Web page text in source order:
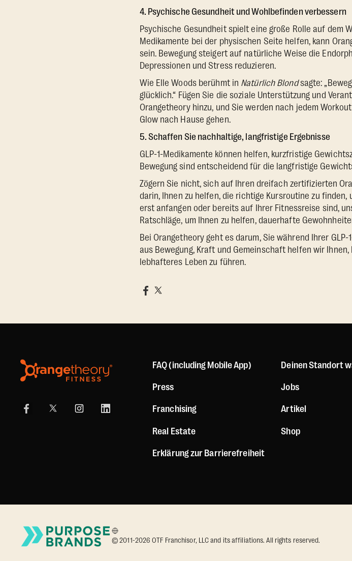
4. Psychische Gesundheit und Wohlbefinden verbessern
Psychische Gesundheit spielt eine große Rolle auf dem
Medikamente bei der physischen Seite helfen, kann
sein. Bewegung steigert auf natürliche Weise die
Depressionen und Stress reduzieren.
Wie Elle Woods berühmt in Natürlich Blondsagte:
glücklich.“ Fügen Sie die soziale Unterstützung und
Orangetheory hinzu, und Sie werden nach jedem
Glow nach Hause gehen.
5. Schaffen Sie nachhaltige, langfristige Ergebnisse
GLP-1-Medikamente können helfen, kurzfristige
Bewegung sind entscheidend für die langfristige
Zögern Sie nicht, sich auf Ihren dreifach zertifizierten
darin, Ihnen zu helfen, die richtige Kursroutine zu finden,
erst anfangen oder bereits auf Ihrer Fitnessreise sind,
Ratschläge, um Ihnen zu helfen, dauerhafte
Bei Orangetheory geht es darum, Sie während Ihrer
aus Bewegung, Kraft und Gemeinschaft helfen wir
lebhafteres Leben zu führen.
FAQ (including Mobile App)
Press
Franchising
Real Estate
Erklärung zur Barrierefreiheit
Deinen Standort
Jobs
Artikel
Shop
© 2011-2026 OTF Franchisor, LLC and its affiliations. All rights reserved.